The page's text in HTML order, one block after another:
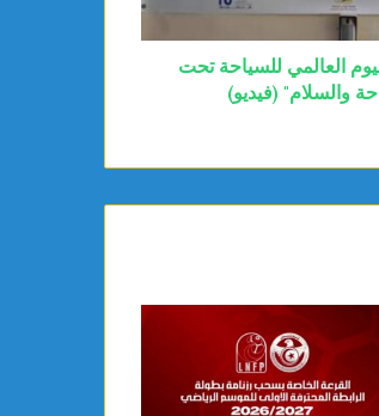
العالمي للسياحة تحت
والسلام" (فيديو)